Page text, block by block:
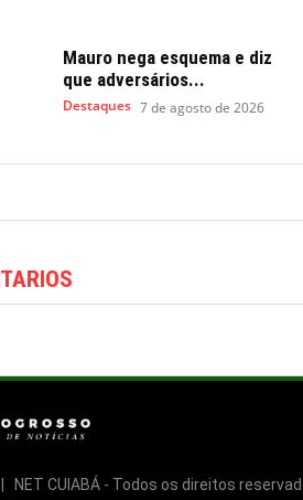
Mauro nega esquema e diz
que adversários...
Destaques 7 de agosto de 2026
NET CUIABÁ - Todos os direitos